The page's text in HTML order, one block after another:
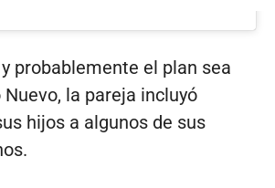
probablemente el plan sea
la pareja incluyó
hijos a algunos de sus